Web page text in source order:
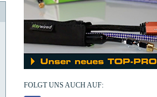
FOLGT UNS AUCH AUF: